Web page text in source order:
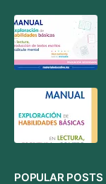
POPULAR POSTS